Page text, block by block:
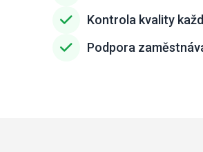
Kontrola kvality
Podpora